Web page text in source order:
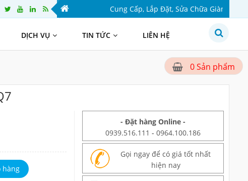
0Sản phẩm
Cung Cấp, Lắp Đặt, Sửa Chữa Giàn Phơi
DỊCH VỤ TIN TỨC LIÊN HỆ
hàng
- Đặt hàng Online -
0939.516.111 -0964.100.186
Gọi ngay để có giá tốt nhất
hiện nay